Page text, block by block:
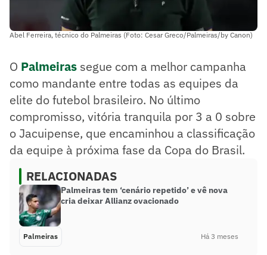
Abel Ferreira, técnico do Palmeiras (Foto: Cesar Greco/Palmeiras/by Canon)
O Palmeiras segue com a melhor campanha
como mandante entre todas as equipes da
elite do futebol brasileiro. No último
compromisso, vitória tranquila por 3 a 0 sobre
o Jacuipense, que encaminhou a classificação
da equipe à próxima fase da Copa do Brasil.
RELACIONADAS
Palmeiras tem ‘cenário repetido’ e vê nova
cria deixar Allianz ovacionado
Palmeiras Há 3 meses